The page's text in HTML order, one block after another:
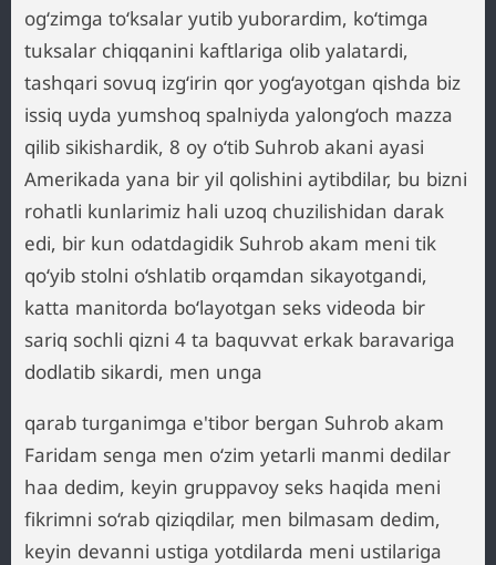
og‘zimga to‘ksalar yutib yuborardim, ko‘timga
tuksalar chiqqanini kaftlariga olib yalatardi,
tashqari sovuq izg‘irin qor yog‘ayotgan qishda biz
issiq uyda yumshoq spalniyda yalong‘och mazza
qilib sikishardik, 8 oy o‘tib Suhrob akani ayasi
Amerikada yana bir yil qolishini aytibdilar, bu bizni
rohatli kunlarimiz hali uzoq chuzilishidan darak
edi, bir kun odatdagidik Suhrob akam meni tik
qo‘yib stolni o‘shlatib orqamdan sikayotgandi,
katta manitorda bo‘layotgan seks videoda bir
sariq sochli qizni 4 ta baquvvat erkak baravariga
dodlatib sikardi, men unga
qarab turganimga e'tibor bergan Suhrob akam
Faridam senga men o‘zim yetarli manmi dedilar
haa dedim, keyin gruppavoy seks haqida meni
fikrimni so‘rab qiziqdilar, men bilmasam dedim,
keyin devanni ustiga yotdilarda meni ustilariga